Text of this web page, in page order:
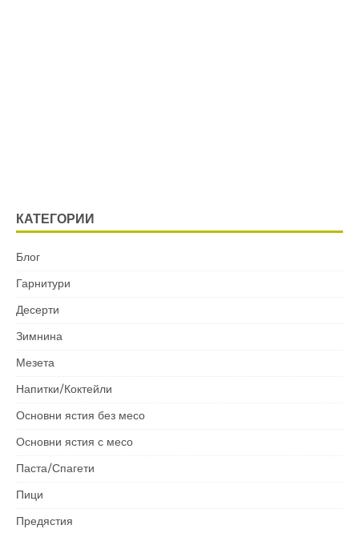
КАТЕГОРИИ
Блог
Гарнитури
Десерти
Зимнина
Мезета
Напитки/Коктейли
Основни ястия без месо
Основни ястия с месо
Паста/Спагети
Пици
Предястия